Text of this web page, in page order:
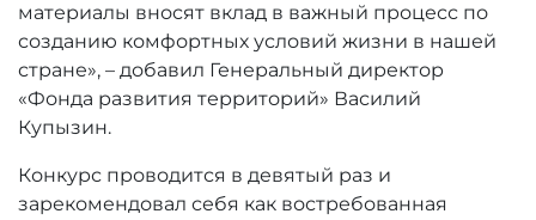
материалы вносят вклад в важный процесс по
созданию комфортных условий жизни в нашей
стране», – добавил Генеральный директор
«Фонда развития территорий» Василий
Купызин.
Конкурс проводится в девятый раз и
зарекомендовал себя как востребованная